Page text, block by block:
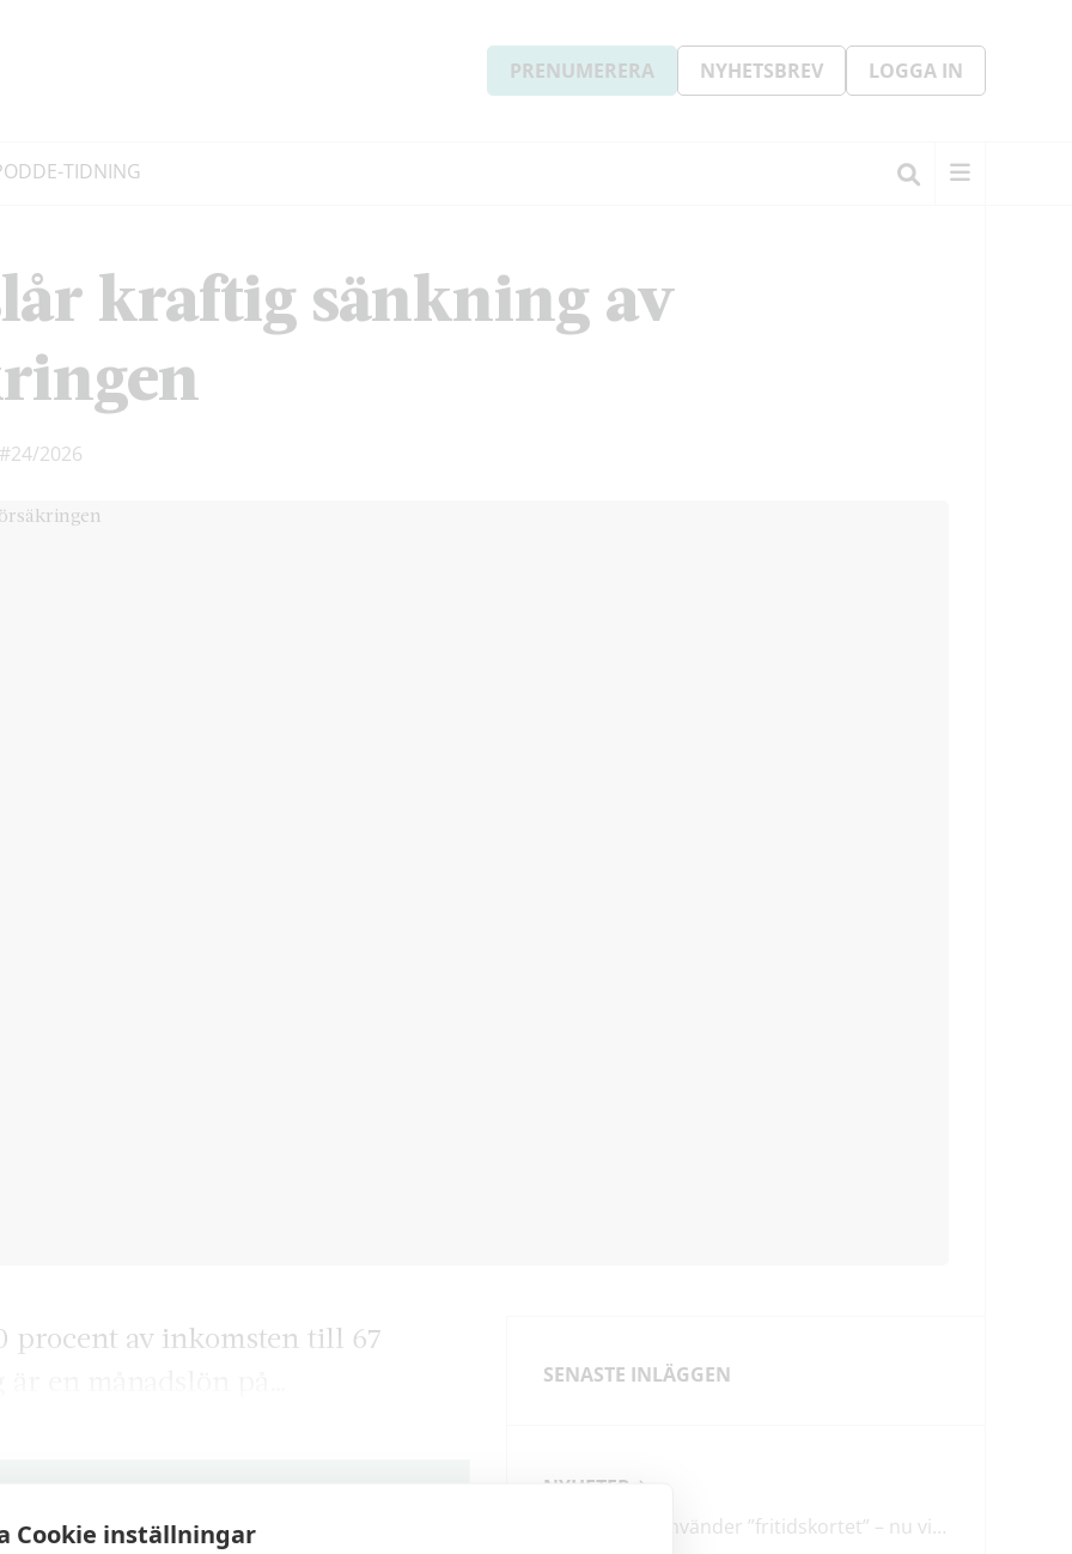
Cookie inställningar
PRENUMERERA NYHETSBREV LOGGA IN
E-TIDNING
kraftig sänkning av
#24/2026
procent av inkomsten till 67
SENASTE INLÄGGEN
NYHETER
En tredjedel använder ”fritidskortet” – nu vill regeringen utveckla det